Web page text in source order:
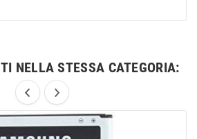
NELLA STESSA CATEGORIA: